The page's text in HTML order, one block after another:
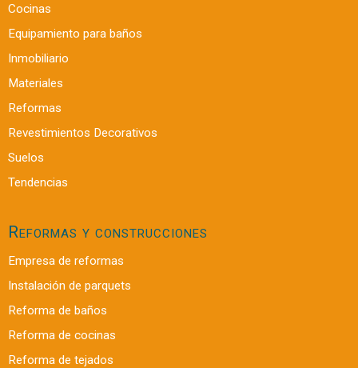
Cocinas
Equipamiento para baños
Inmobiliario
Materiales
Reformas
Revestimientos Decorativos
Suelos
Tendencias
Reformas y construcciones
Empresa de reformas
Instalación de parquets
Reforma de baños
Reforma de cocinas
Reforma de tejados